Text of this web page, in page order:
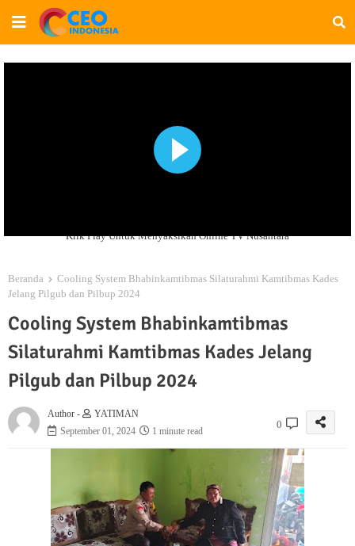
Klik Play Untuk Menyaksikan Online TV Nusantara
Beranda
Cooling System Bhabinkamtibmas Silaturahmi Kamtibmas Kades
Jelang Pilgub dan Pilbup 2024
Cooling System Bhabinkamtibmas
Silaturahmi Kamtibmas Kades Jelang
Pilgub dan Pilbup 2024
Author -
YATIMAN
September 01, 2024
1 minute read
0